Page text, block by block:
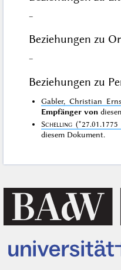
–
Beziehungen zu
–
Beziehungen zu
Gabler, Christian
Empfänger von
Schelling
diesem Dokument.